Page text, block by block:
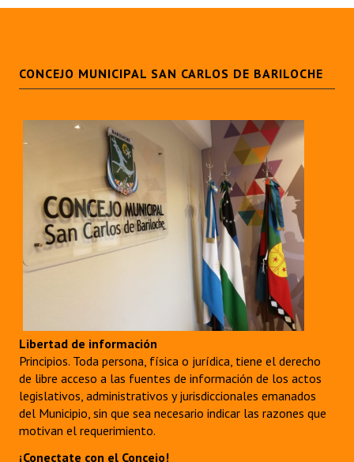
CONCEJO MUNICIPAL SAN CARLOS DE BARILOCHE
Libertad de información
Principios. Toda persona, física o jurídica, tiene el derecho
de libre acceso a las fuentes de información de los actos
legislativos, administrativos y jurisdiccionales emanados
del Municipio, sin que sea necesario indicar las razones que
motivan el requerimiento.
¡Conectate con el Concejo!